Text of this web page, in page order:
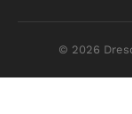
© 2026